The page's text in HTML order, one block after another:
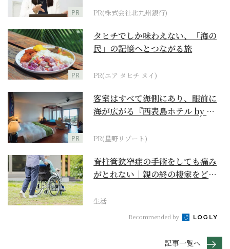
PR PR(株式会社北九州銀行)
PR
タヒチでしか味わえない、「海の
民」の記憶へとつながる旅
PR(エア タヒチ ヌイ)
PR
客室はすべて海側にあり、眼前に
海が広がる『西表島ホテル by 星
PR(星野リゾート)
脊柱管狭窄症の手術をしても痛み
がとれない｜親の終の棲家をどう
生活
Recommended by
記事一覧へ